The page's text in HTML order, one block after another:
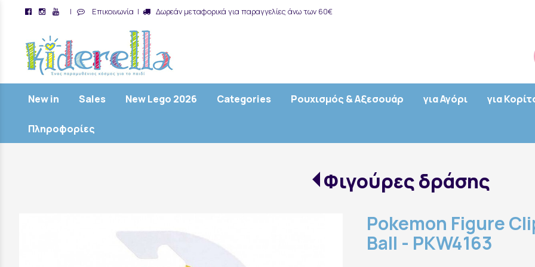
| Επικοινωνία | Δωρεάν μεταφορικά για παραγγελίες άνω των 60€
New in Sales New Lego 2026 Categories Ρουχισμός & Αξεσουάρ για Αγόρι για
Πληροφορίες
Φιγούρες δράσης
Pokemon Figure
Ball - PKW4163